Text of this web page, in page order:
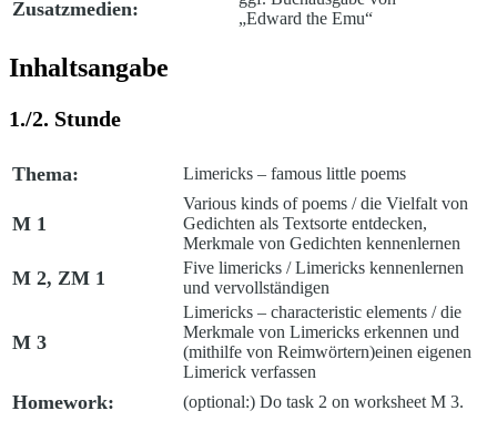
Zusatzmedien:
„Edward the Emu“
Inhaltsangabe
1./2. Stunde
Thema: Limericks – famous little poems
M 1
Various kinds of poems /die Vielfalt von
Gedichten als Textsorte entdecken,
Merkmale von Gedichten kennenlernen
M 2, ZM 1 Five limericks /Limericks kennenlernen
und vervollständigen
M 3
Limericks – characteristic elements /die
Merkmale von Limericks erkennen und
(mithilfe von Reimwörtern)einen eigenen
Limerick verfassen
Homework: (optional:) Do task 2 on worksheet M 3.